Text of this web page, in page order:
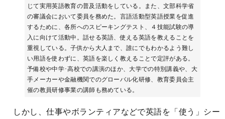
じて実用英語教育の普及活動をしている。また、文部科学省
の審議会において委員を務めた。言語活動型英語授業を促進
するために、各所へのスピーキングテスト、４技能試験の導
入に向けて活動中。話せる英語、使える英語を教えることを
重視している。子供から大人まで、誰にでもわかるよう難し
い用語を使わずに、英語を楽しく教えることで定評がある。
予備校や中学･高校での講演のほか、大学での特別講義や、大
手メーカーや金融機関でのグローバル化研修、教育委員会主
催の教員研修事業の講師も務めている。
しかし、仕事やボランティアなどで英語を「使う」シー